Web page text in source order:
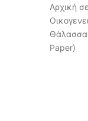
Αρχική
Θάλασσα,
Paper)